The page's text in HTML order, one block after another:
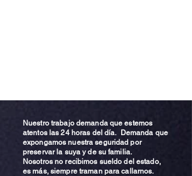
Nuestro trabajo demanda que estemos
atentos las 24 horas del día. Demanda que
expongamos nuestra seguridad por
preservar la suya y de su familia.
Nosotros no recibimos sueldo del estado,
es más, siempre traman para callarnos.